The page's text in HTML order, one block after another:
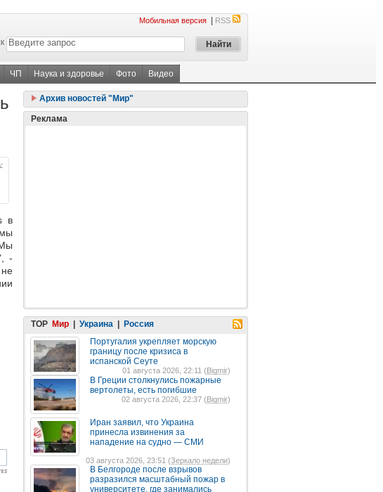
Мобильная версия RSS
ЧП Наука и здоровье Фото Видео
в
-
Архив новостей "Мир"
Реклама
TOP Мир Украина
Россия
Португалия укрепляет морскую
границу после кризиса в
испанской Сеуте
01 августа 2026, 22:11 (Bigmir)
В Греции столкнулись пожарные
вертолеты, есть погибшие
02 августа 2026, 22:37 (Bigmir)
Иран заявил, что Украина
принесла извинения за
нападение на судно — СМИ
03 августа 2026, 23:51 (Зеркало недели)
В Белгороде после взрывов
разразился масштабный пожар в
университете, где занимались